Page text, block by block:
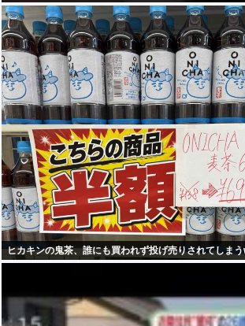
ヒカキンの鬼茶、誰にも買われず投げ売りされてしま